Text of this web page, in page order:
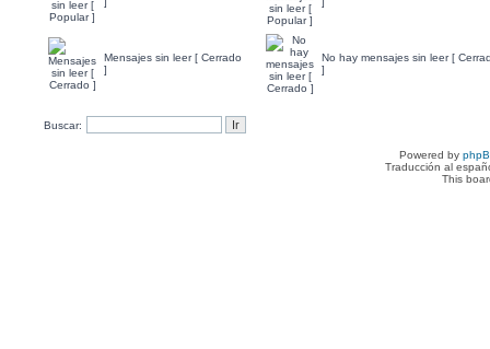
Mensajes sin leer [ Cerrado
]
No hay mensajes sin leer [
]
Buscar:
Powered by
Traducción al
This